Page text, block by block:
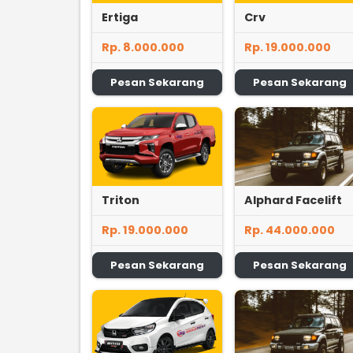
Ertiga
Rp. 8.000.000
Pesan Sekarang
Crv
Rp. 19.000.000
Pesan Sekarang
Triton
Rp. 19.000.000
Pesan Sekarang
Alphard Facelift
Rp. 44.000.000
Pesan Sekarang